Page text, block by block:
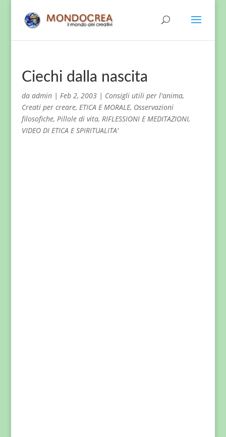
Ciechi dalla nascita
da admin| Feb 2, 2003| Consigli utili per l'anima,
Creati per creare, ETICA E MORALE, Osservazioni
filosofiche, Pillole di vita, RIFLESSIONI E MEDITAZIONI,
VIDEO DI ETICA E SPIRITUALITA'